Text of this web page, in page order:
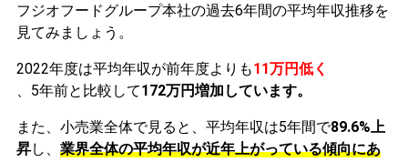
フジオフードグループ本社の過去6年間の平均年収推移を
見てみましょう。
2022年度は平均年収が前年度よりも11万円低く
、5年前と比較して172万円増加しています。
また、小売業全体で見ると、平均年収は5年間で89.6%上
昇し、 業界全体の平均年収が近年上がっている傾向にあ